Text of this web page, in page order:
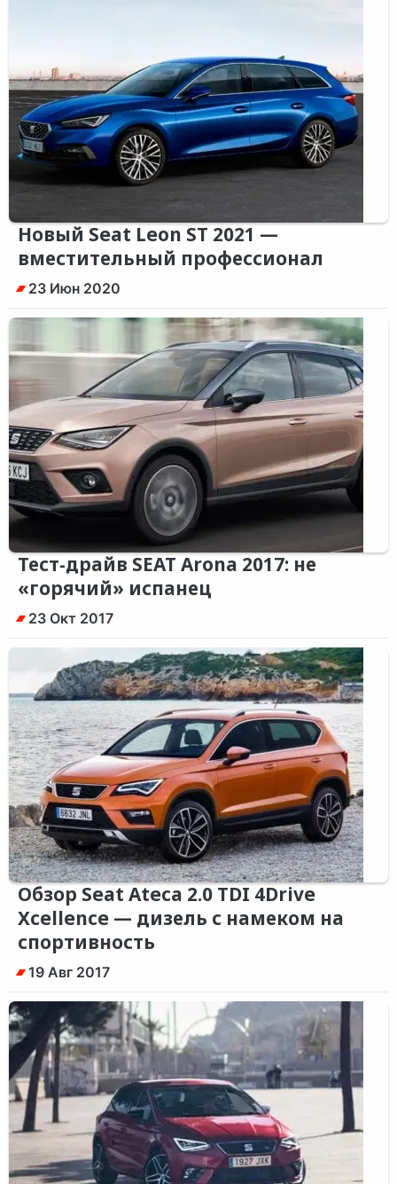
Новый Seat Leon ST 2021 —
вместительный профессионал
23 Июн 2020
Тест-драйв SEAT Arona 2017: не
«горячий» испанец
23 Окт 2017
Обзор Seat Ateca 2.0 TDI 4Drive
Xcellence — дизель с намеком на
спортивность
19 Авг 2017